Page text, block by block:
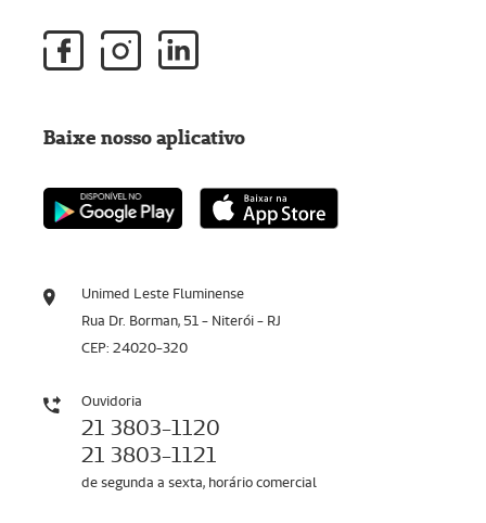
Unimed Leste Fluminense
Rua Dr. Borman, 51 - Niterói - RJ
CEP: 24020-320
Ouvidoria
21 3803-1120
21 3803-1121
de segunda a sexta, horário comercial
Baixe nosso aplicativo